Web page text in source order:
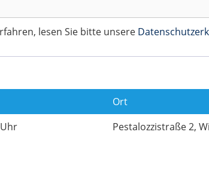
lesen Sie bitte unsere
Ort
Pestalozzistraße 2,